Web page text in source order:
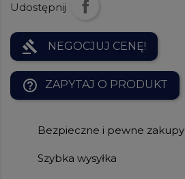
Udostępnij
gavel NEGOCJUJ CENĘ!
help_outline ZAPYTAJ O PRODUKT
Bezpieczne i pewne zakupy
Szybka wysyłka